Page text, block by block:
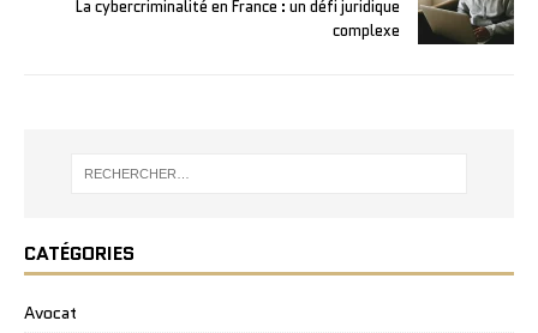
La cybercriminalité en France : un défi juridique
complexe
CATÉGORIES
Avocat